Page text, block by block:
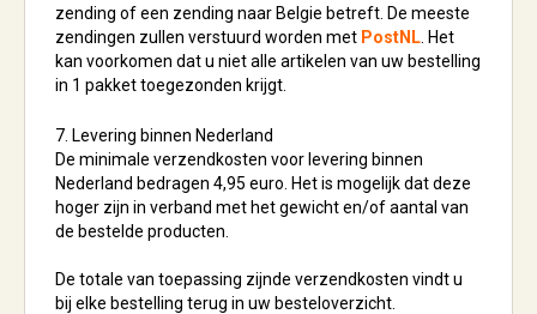
zending of een zending naar Belgie betreft. De meeste
zendingen zullen verstuurd worden met PostNL . Het
kan voorkomen dat u niet alle artikelen van uw bestelling
in 1 pakket toegezonden krijgt.
7. Levering binnen Nederland
De minimale verzendkosten voor levering binnen
Nederland bedragen 4,95 euro. Het is mogelijk dat deze
hoger zijn in verband met het gewicht en/of aantal van
de bestelde producten.
De totale van toepassing zijnde verzendkosten vindt u
bij elke bestelling terug in uw besteloverzicht.